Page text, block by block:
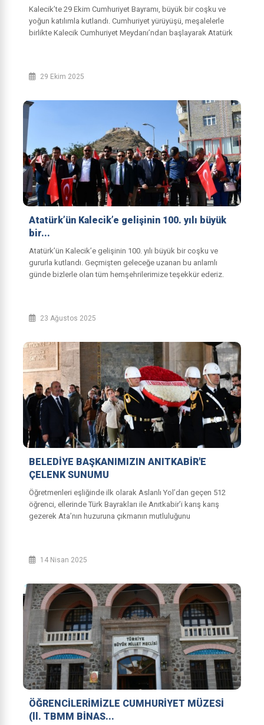
Kalecik’te 29 Ekim Cumhuriyet Bayramı, büyük bir coşku ve
yoğun katılımla kutlandı. Cumhuriyet yürüyüşü, meşalelerle
birlikte Kalecik Cumhuriyet Meydanı’ndan başlayarak Atatürk
29 Ekim 2025
Atatürk’ün Kalecik’e gelişinin 100. yılı büyük
bir...
Atatürk’ün Kalecik’e gelişinin 100. yılı büyük bir coşku ve
gururla kutlandı. Geçmişten geleceğe uzanan bu anlamlı
günde bizlerle olan tüm hemşehrilerimize teşekkür ederiz.
23 Ağustos 2025
BELEDİYE BAŞKANIMIZIN ANITKABİR'E
ÇELENK SUNUMU
Öğretmenleri eşliğinde ilk olarak Aslanlı Yol’dan geçen 512
öğrenci, ellerinde Türk Bayrakları ile Anıtkabir’i karış karış
gezerek Ata’nın huzuruna çıkmanın mutluluğunu
14 Nisan 2025
ÖĞRENCİLERİMİZLE CUMHURİYET MÜZESİ
(ll. TBMM BİNAS...